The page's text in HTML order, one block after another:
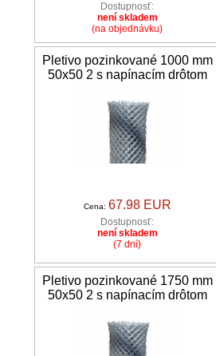
Dostupnosť:
není skladem
(na objednávku)
Pletivo pozinkované 1000 mm
50x50 2 s napínacím drôtom
Cena: 67.98 EUR
Dostupnosť:
není skladem
(7 dní)
Pletivo pozinkované 1750 mm
50x50 2 s napínacím drôtom